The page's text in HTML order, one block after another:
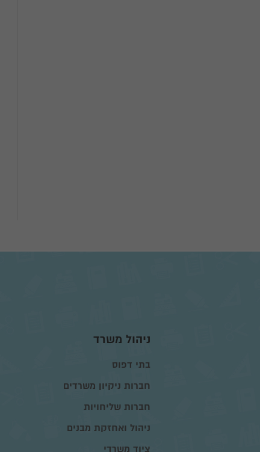
ניהול משרד
בתי דפוס
חברות ניקיון משרדים
חברות שליחויות
ניהול ואחזקת מבנים
ציוד משרדי